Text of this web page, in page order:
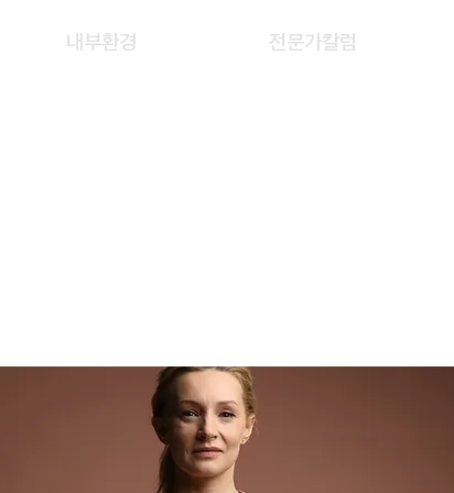
내부환경 전문가칼럼